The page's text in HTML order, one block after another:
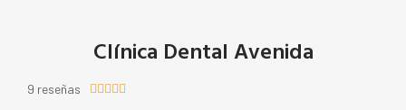
Clínica Dental Avenida
9 reseñas     